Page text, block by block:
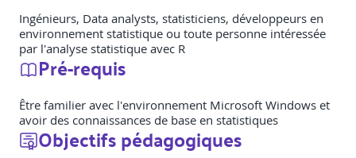
Ingénieurs, Data analysts, statisticiens, développeurs en
environnement statistique ou toute personne intéressée
par l'analyse statistique avec R
Pré-requis
Être familier avec l'environnement Microsoft Windows et
avoir des connaissances de base en statistiques
Objectifs pédagogiques